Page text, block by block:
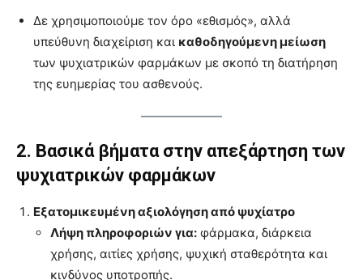
Δε χρησιμοποιούμε τον όρο «εθισμός», αλλά
υπεύθυνη διαχείριση και καθοδηγούμενη μείωση
των ψυχιατρικών φαρμάκων με σκοπό τη διατήρηση
της ευημερίας του ασθενούς.
2. Βασικά βήματα στην απεξάρτηση των
ψυχιατρικών φαρμάκων
Εξατομικευμένη αξιολόγηση από ψυχίατρο
Λήψη πληροφοριών για: φάρμακα, διάρκεια
χρήσης, αιτίες χρήσης, ψυχική σταθερότητα και
κινδύνος υποτροπής.